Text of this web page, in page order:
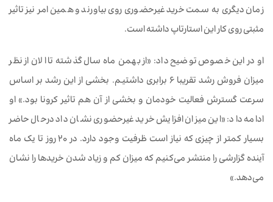
زمان دیگری به سمت خرید غیرحضوری روی بیاورند و همین امر نیز تاثیر
مثبتی روی کار این استارتاپ داشته است.
او در این خصوص توضیح داد: «از بهمن ماه سال گذشته تا الان از نظر
میزان فروش رشد تقریبا ۶ برابری داشتیم. بخشی از این رشد بر اساس
سرعت گسترش فعالیت خودمان و بخشی از آن هم تاثیر کرونا بود.» او
ادامه داد: «این میزان افزایش خرید غیرحضوری نشان داد درحال حاضر
بسیار کمتر از چیزی که نیاز است ظرفیت وجود دارد. در ۲۰ روز تا یک ماه
آینده گزارشی را منتشر می‌کنیم که میزان کم و زیاد شدن خریدها را نشان
می‌دهد.»